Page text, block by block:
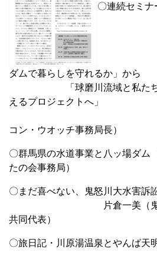
〇連続セミ
ダムで暮らしを守れるか」から
「球磨川流域と私たちの
えるプロジェクトへ」
木口由香
コン・ウオッチ事務局長）
〇群馬県の水道事業と八ッ場ダ
たの会事務局）
〇まだ喜べない、鬼怒川大水害
片倉一美（鬼怒川大
共同代表）
〇旅日記・川原湯温泉とやんば天